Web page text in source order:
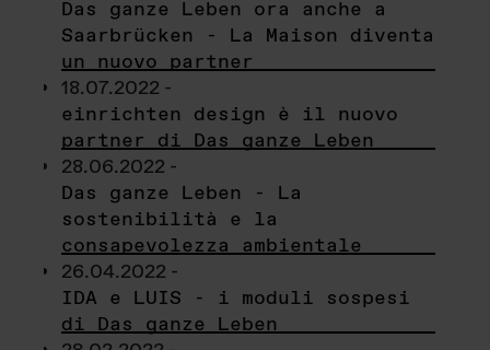
Das ganze Leben ora anche a
Saarbrücken - La Maison diventa
un nuovo partner
18.07.2022 -
einrichten design è il nuovo
partner di Das ganze Leben
28.06.2022 -
Das ganze Leben - La
sostenibilità e la
consapevolezza ambientale
26.04.2022 -
IDA e LUIS - i moduli sospesi
di Das ganze Leben